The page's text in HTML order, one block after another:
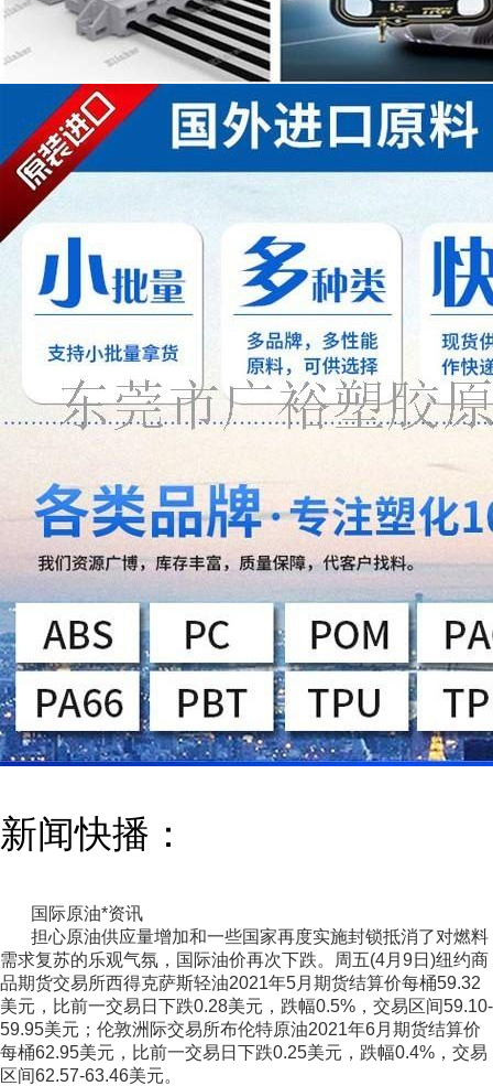
新闻快播：
国际原油*资讯
担心原油供应量增加和一些国家再度实施封锁抵消了对燃料
需求复苏的乐观气氛，国际油价再次下跌。周五(4月9日)纽约商
品期货交易所西得克萨斯轻油2021年5月期货结算价每桶59.32
美元，比前一交易日下跌0.28美元，跌幅0.5%，交易区间59.10-
59.95美元；伦敦洲际交易所布伦特原油2021年6月期货结算价
每桶62.95美元，比前一交易日下跌0.25美元，跌幅0.4%，交易
区间62.57-63.46美元。